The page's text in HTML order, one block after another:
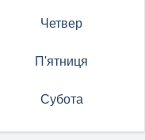
Четвер
П'ятниця
Субота